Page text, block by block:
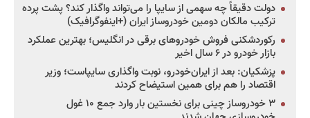
دولت دقیقاً چه سهمی از سایپا را می‌تواند واگذار کند؟ پشت پرده
ترکیب مالکان دومین خودروساز ایران (+اینفوگرافیک)
رکوردشکنی فروش خودروهای برقی در انگلیس؛ بهترین عملکرد
بازار خودرو در ۶ سال اخیر
پزشکیان: بعد از ایران‌خودرو، نوبت واگذاری سایپاست؛ وزیر
اقتصاد را هم برای همین استیضاح کردند
۳ خودروساز چینی برای نخستین بار وارد جمع ۱۰ غول